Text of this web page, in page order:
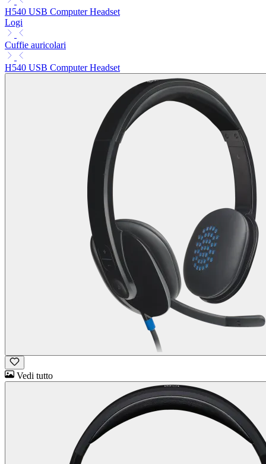
H540 USB Computer Headset
Logi
Cuffie auricolari
H540 USB Computer Headset
Vedi tutto